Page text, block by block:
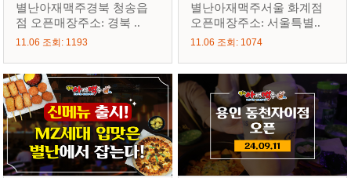
별난아재맥주경북 청송읍
점 오픈매장주소: 경북 ..
11.06 조회: 1193
별난아재맥주서울 화계점
오픈매장주소: 서울특별..
11.06 조회: 1074